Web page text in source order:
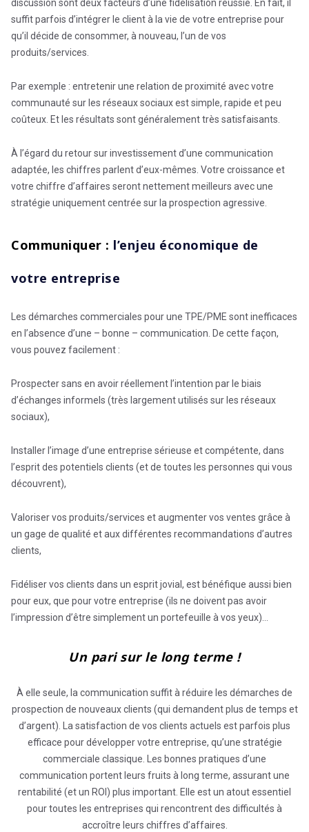
discussion sont deux facteurs d’une fidélisation réussie. En fait, il
suffit parfois d’intégrer le client à la vie de votre entreprise pour
qu’il décide de consommer, à nouveau, l’un de vos
produits/services.
Par exemple : entretenir une relation de proximité avec votre
communauté sur les réseaux sociaux est simple, rapide et peu
coûteux. Et les résultats sont généralement très satisfaisants.
À l’égard du retour sur investissement d’une communication
adaptée, les chiffres parlent d’eux-mêmes. Votre croissance et
votre chiffre d’affaires seront nettement meilleurs avec une
stratégie uniquement centrée sur la prospection agressive.
Communiquer : l’enjeu économique de
votre entreprise
Les démarches commerciales pour une TPE/PME sont inefficaces
en l’absence d’une – bonne – communication. De cette façon,
vous pouvez facilement :
Prospecter sans en avoir réellement l’intention par le biais
d’échanges informels (très largement utilisés sur les réseaux
sociaux),
Installer l’image d’une entreprise sérieuse et compétente, dans
l’esprit des potentiels clients (et de toutes les personnes qui vous
découvrent),
Valoriser vos produits/services et augmenter vos ventes grâce à
un gage de qualité et aux différentes recommandations d’autres
clients,
Fidéliser vos clients dans un esprit jovial, est bénéfique aussi bien
pour eux, que pour votre entreprise (ils ne doivent pas avoir
l’impression d’être simplement un portefeuille à vos yeux)…
Un pari sur le long terme !
À elle seule, la communication suffit à réduire les démarches de
prospection de nouveaux clients (qui demandent plus de temps et
d’argent). La satisfaction de vos clients actuels est parfois plus
efficace pour développer votre entreprise, qu’une stratégie
commerciale classique. Les bonnes pratiques d’une
communication portent leurs fruits à long terme, assurant une
rentabilité (et un ROI) plus important. Elle est un atout essentiel
pour toutes les entreprises qui rencontrent des difficultés à
accroître leurs chiffres d’affaires.